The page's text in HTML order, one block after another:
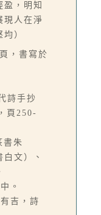
盈，明知
現人在淨
）
，書寫於
詩手抄
頁250-
書朱
文）、
。
吉，詩